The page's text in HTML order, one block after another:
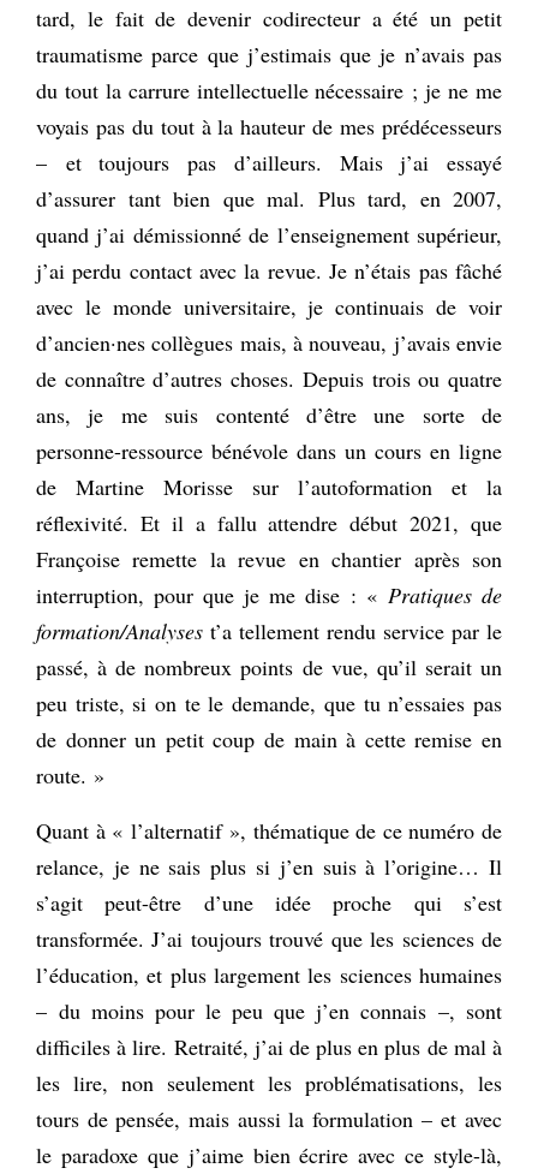
tard, le fait de devenir codirecteur a été un petit
traumatisme parce que j’estimais que je n’avais pas
du tout la carrure intellectuelle nécessaire ; je ne me
voyais pas du tout à la hauteur de mes prédécesseurs
– et toujours pas d’ailleurs. Mais j’ai essayé
d’assurer tant bien que mal. Plus tard, en 2007,
quand j’ai démissionné de l’enseignement supérieur,
j’ai perdu contact avec la revue. Je n’étais pas fâché
avec le monde universitaire, je continuais de voir
d’ancien·nes collègues mais, à nouveau, j’avais envie
de connaître d’autres choses. Depuis trois ou quatre
ans, je me suis contenté d’être une sorte de
personne-ressource bénévole dans un cours en ligne
de Martine Morisse sur l’autoformation et la
réflexivité. Et il a fallu attendre début 2021, que
Françoise remette la revue en chantier après son
interruption, pour que je me dise : « Pratiques de
formation/Analyses t’a tellement rendu service par le
passé, à de nombreux points de vue, qu’il serait un
peu triste, si on te le demande, que tu n’essaies pas
de donner un petit coup de main à cette remise en
route. »
Quant à « l’alternatif », thématique de ce numéro de
relance, je ne sais plus si j’en suis à l’origine… Il
s’agit peut-être d’une idée proche qui s’est
transformée. J’ai toujours trouvé que les sciences de
l’éducation, et plus largement les sciences humaines
– du moins pour le peu que j’en connais –, sont
difficiles à lire. Retraité, j’ai de plus en plus de mal à
les lire, non seulement les problématisations, les
tours de pensée, mais aussi la formulation – et avec
le paradoxe que j’aime bien écrire avec ce style-là,